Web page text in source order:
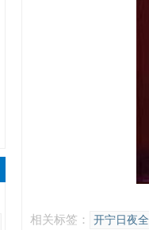
相关标签： 开宁日夜